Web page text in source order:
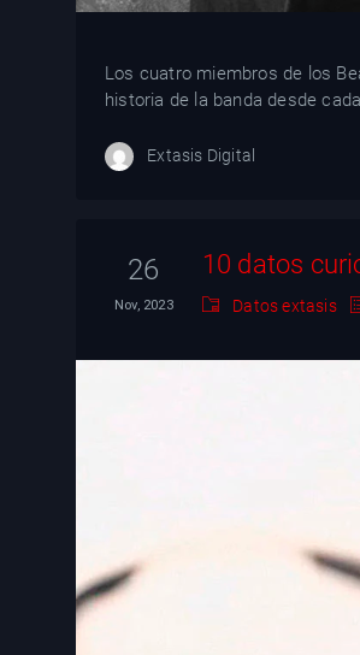
Los cuatro miembros de los
historia de la banda desde
Extasis Digital
26
Nov, 2023
10 datos
Datos extasis